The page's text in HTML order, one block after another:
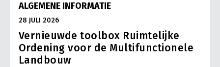
ALGEMENE INFORMATIE
28 JULI 2026
Vernieuwde toolbox Ruimtelijke
Ordening voor de Multifunctionele
Landbouw